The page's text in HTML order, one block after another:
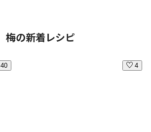
梅の新着レシピ
40 4